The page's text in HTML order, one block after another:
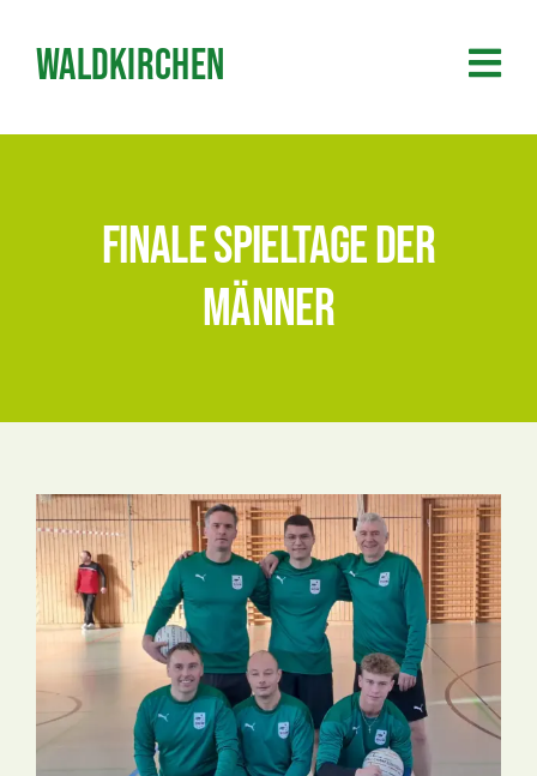
Inhalt
springen
Waldkirchen
finale Spieltage der
Männer
Zeige
grösseres
Bild